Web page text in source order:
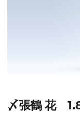
〆張鶴 花